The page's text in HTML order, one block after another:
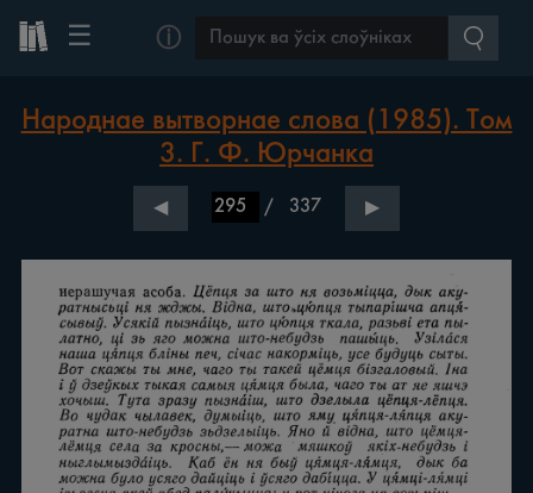
☰ ⓘ
Народнае вытворнае слова (1985). Том
3. Г. Ф. Юрчанка
◀ / 337 ▶